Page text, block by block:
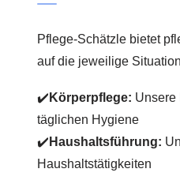
Pflege-Schätzle bietet
auf die jeweilige
✔️ Körperpflege: Unsere
täglichen Hygiene
✔️ Haushaltsführung:
Haushaltstätigkeiten